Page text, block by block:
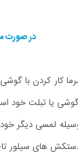
در صورت
کار کردن
یا تبلت خود
لمسی دیگر
های سیلور